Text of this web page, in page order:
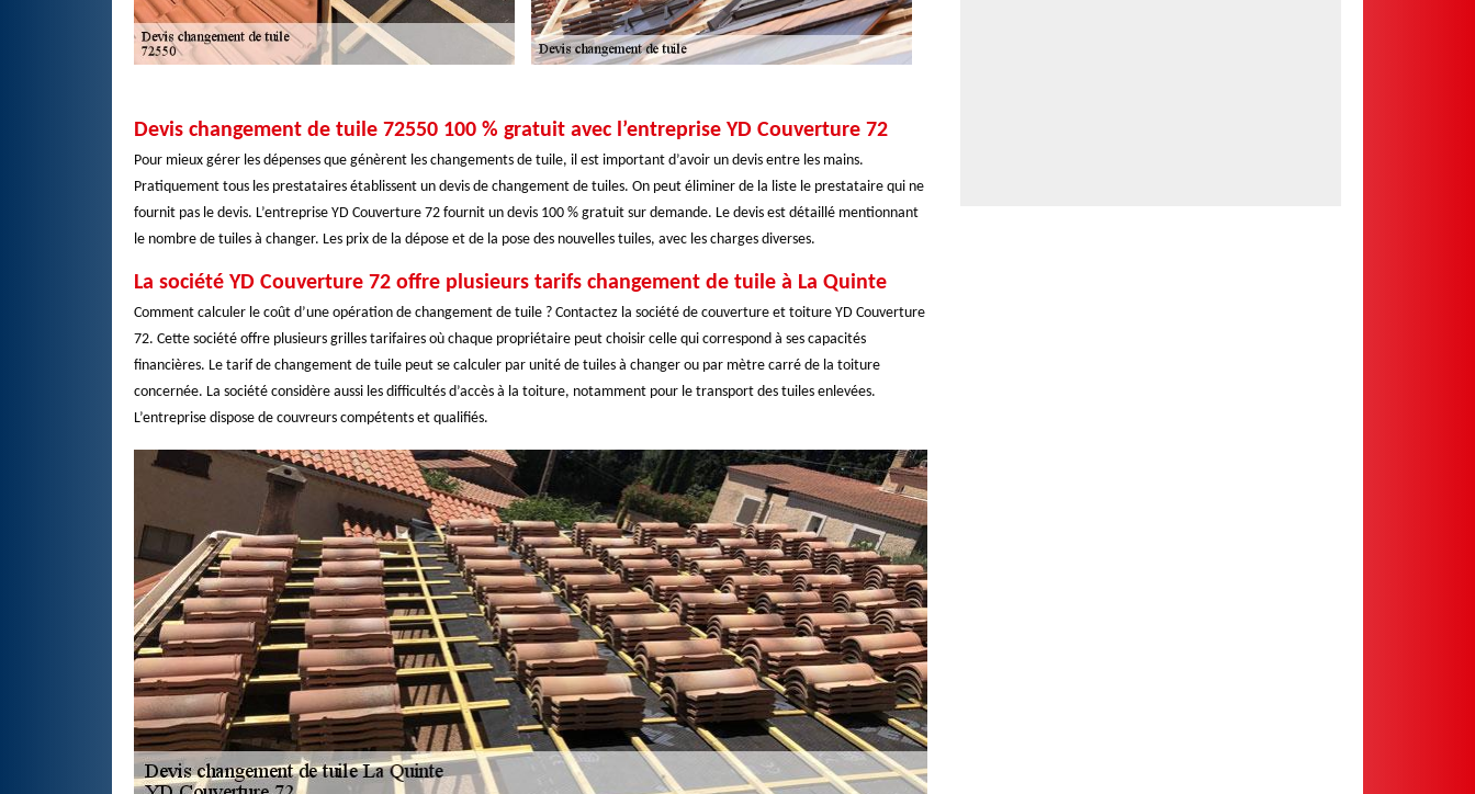
Devis changement de tuile 72550 100 % gratuit avec l’entreprise YD Couverture 72
Pour mieux gérer les dépenses que génèrent les changements de tuile, il est important d’avoir un devis entre les mains.
Pratiquement tous les prestataires établissent un devis de changement de tuiles. On peut éliminer de la liste le prestataire qui ne
fournit pas le devis. L’entreprise YD Couverture 72 fournit un devis 100 % gratuit sur demande. Le devis est détaillé mentionnant
le nombre de tuiles à changer. Les prix de la dépose et de la pose des nouvelles tuiles, avec les charges diverses.
La société YD Couverture 72 offre plusieurs tarifs changement de tuile à La Quinte
Comment calculer le coût d’une opération de changement de tuile ? Contactez la société de couverture et toiture YD Couverture
72. Cette société offre plusieurs grilles tarifaires où chaque propriétaire peut choisir celle qui correspond à ses capacités
financières. Le tarif de changement de tuile peut se calculer par unité de tuiles à changer ou par mètre carré de la toiture
concernée. La société considère aussi les difficultés d’accès à la toiture, notamment pour le transport des tuiles enlevées.
L’entreprise dispose de couvreurs compétents et qualifiés.